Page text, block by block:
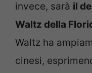
invece, sarà il
Waltz della
Waltz ha
cinesi,